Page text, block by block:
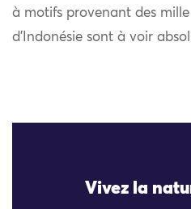
à motifs provenant des
d’Indonésie sont à voir
Vivez la